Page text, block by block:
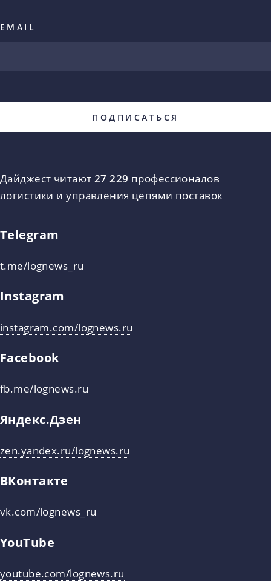
EMAIL
Дайджест читают 27 229 профессионалов
логистики и управления цепями поставок
Telegram
t.me/lognews_ru
Instagram
instagram.com/lognews.ru
Facebook
fb.me/lognews.ru
Яндекс.Дзен
zen.yandex.ru/lognews.ru
ВКонтакте
vk.com/lognews_ru
YouTube
youtube.com/lognews.ru